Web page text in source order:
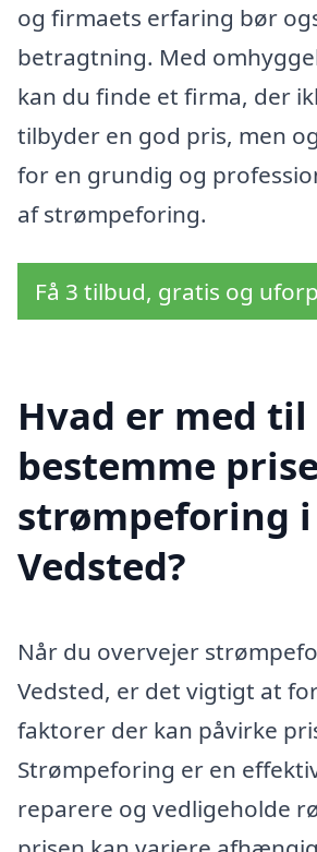
og firmaets erfaring bør
betragtning. Med
kan du finde et firma, der
tilbyder en god pris, men
for en grundig og
af strømpeforing.
Få 3 tilbud, gratis og
Hvad er med
bestemme
strømpeforing i
Vedsted?
Når du overvejer
Vedsted, er det vigtigt at
faktorer der kan påvirke
Strømpeforing er en
reparere og vedligeholde